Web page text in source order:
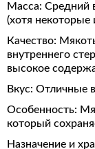
Масса: Средний
(хотя некоторые
Качество:
внутреннего
высокое
Вкус: Отличные
Особенность:
который
Назначение и